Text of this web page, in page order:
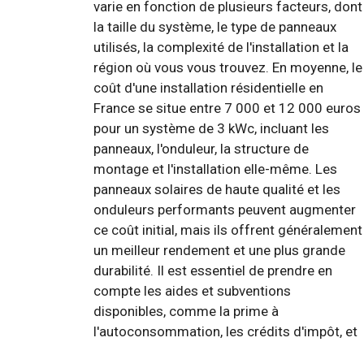
varie en fonction de plusieurs facteurs, dont
la taille du système, le type de panneaux
utilisés, la complexité de l'installation et la
région où vous vous trouvez. En moyenne, le
coût d'une installation résidentielle en
France se situe entre 7 000 et 12 000 euros
pour un système de 3 kWc, incluant les
panneaux, l'onduleur, la structure de
montage et l'installation elle-même. Les
panneaux solaires de haute qualité et les
onduleurs performants peuvent augmenter
ce coût initial, mais ils offrent généralement
un meilleur rendement et une plus grande
durabilité. Il est essentiel de prendre en
compte les aides et subventions
disponibles, comme la prime à
l'autoconsommation, les crédits d'impôt, et